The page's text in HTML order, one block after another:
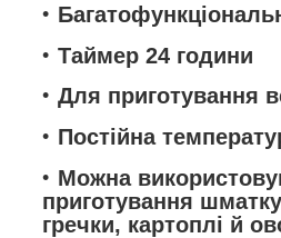
Таймер 24 години
Для приготування
Постійна
Можна
приготування
гречки, картоплі й